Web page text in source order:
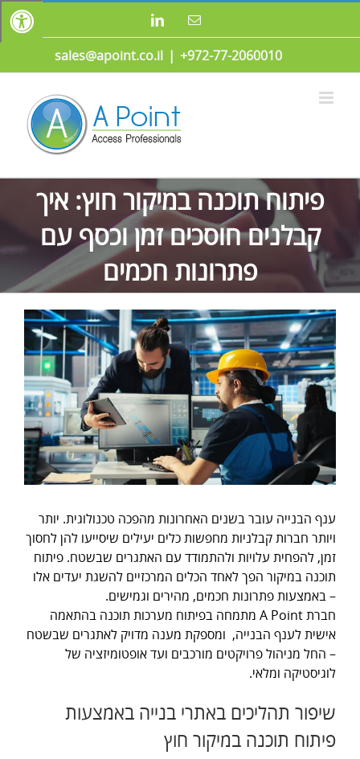
כתובת LinkedIn
972-77-2060010+
|
sales@apoint.co.il
פיתוח תוכנה במיקור חוץ: איך
קבלנים חוסכים זמן וכסף עם
פתרונות חכמים
צפה
בתמונה
מוגדלת
ענף הבנייה עובר בשנים האחרונות מהפכה טכנולוגית. יותר
ויותר חברות קבלניות מחפשות כלים יעילים שיסייעו להן לחסוך
זמן, להפחית עלויות ולהתמודד עם האתגרים שבשטח. פיתוח
תוכנה במיקור הפך לאחד הכלים המרכזיים להשגת יעדים אלו
– באמצעות פתרונות חכמים, מהירים וגמישים.
חברת A Point מתמחה בפיתוח מערכות תוכנה בהתאמה
אישית לענף הבנייה, ומספקת מענה מדויק לאתגרים שבשטח
– החל מניהול פרויקטים מורכבים ועד אופטומיזציה של
לוגיסטיקה ומלאי.
שיפור תהליכים באתרי בנייה באמצעות
פיתוח תוכנה במיקור חוץ